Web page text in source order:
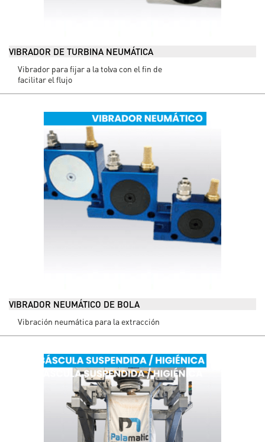
VIBRADOR DE TURBINA NEUMÁTICA
Vibrador para fijar a la tolva con el fin de
facilitar el flujo
VIBRADOR NEUMÁTICO DE BOLA
Vibración neumática para la extracción